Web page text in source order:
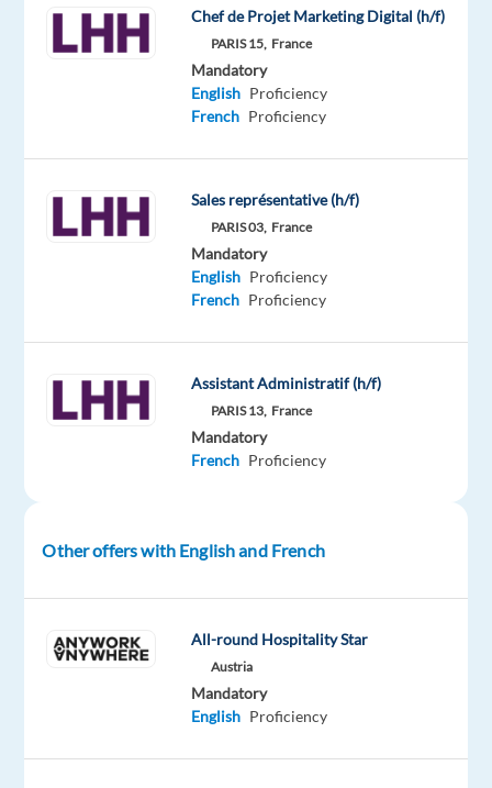
Recruitment
Solutions,
en
recrutement,
de
évaluation
accompagne
dans
Chef de Projet Marketing Digital (h/f)
PARIS 15, France
Mandatory
English Proficiency
French Proficiency
Sales représentative (h/f)
PARIS 03, France
Mandatory
English Proficiency
French Proficiency
Assistant Administratif (h/f)
PARIS 13, France
Mandatory
French Proficiency
Other offers with English and French
All-round Hospitality Star
Austria
Mandatory
English Proficiency